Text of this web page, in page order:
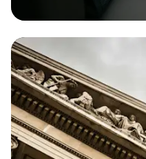
RC Pro
L’assurance sans
votre entreprise. Soyez
dur !
Obtenir